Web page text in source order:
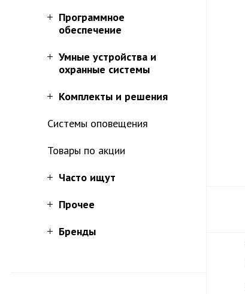
Программное
обеспечение
Умные устройства и
охранные системы
Комплекты и решения
Системы оповещения
Товары по акции
Часто ищут
Прочее
Бренды